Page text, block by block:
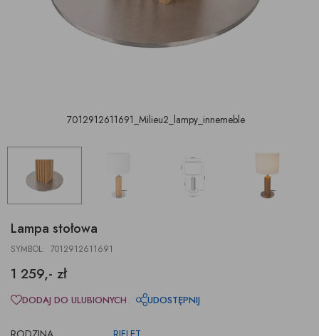
7012912611691_Milieu2_lampy_innemeble
Lampa stołowa
SYMBOL: 7012912611691
1 259,- zł
DODAJ DO ULUBIONYCH UDOSTĘPNIJ